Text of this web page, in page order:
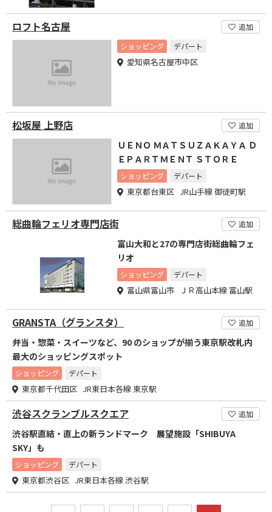
ロフト名古屋
追加
ショッピング
デパート
愛知県名古屋市中区
松坂屋 上野店 追加
ＵＥＮＯ ＭＡＴＳＵＺＡＫＡＹＡ Ｄ
ＥＰＡＲＴＭＥＮＴ ＳＴＯＲＥ
ショッピング デパート
東京都台東区 JR山手線 御徒町駅
総曲輪フェリオ専門店街 追加
富山大和と27の専門店街総曲輪フェ
リオ
ショッピング デパート
富山県富山市 ＪＲ高山本線 富山駅
GRANSTA（グランスタ） 追加
弁当・惣菜・スイーツなど、90 のショップが揃う東京駅改札内
最大のショッピングスポット
ショッピング デパート
東京都千代田区 JR東日本各線 東京駅
渋谷スクランブルスクエア 追加
渋谷駅直結・直上の新ランドマーク 展望施設「SHIBUYA
SKY」も
ショッピング デパート
東京都渋谷区 JR東日本各線 渋谷駅